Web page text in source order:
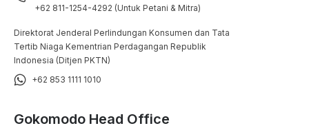
+62 811-1254-4292 (Untuk Petani & Mitra)
Direktorat Jenderal Perlindungan Konsumen dan Tata
Tertib Niaga Kementrian Perdagangan Republik
Indonesia (Ditjen PKTN)
+62 853 1111 1010
Gokomodo Head Office